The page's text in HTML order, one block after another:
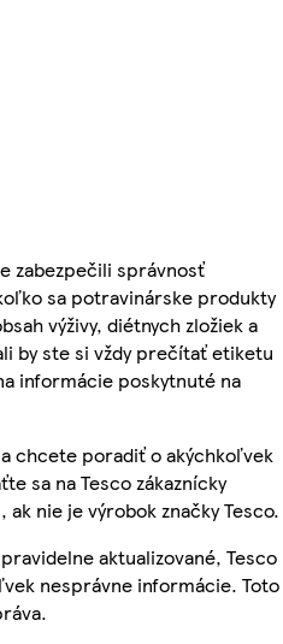
zabezpečili správnosť
sa potravinárske produkty
výživy, diétnych zložiek a
by ste si vždy prečítať etiketu
informácie poskytnuté na
chcete poradiť o akýchkoľvek
sa na Tesco zákaznícky
nie je výrobok značky Tesco.
aktualizované, Tesco
nesprávne informácie. Toto